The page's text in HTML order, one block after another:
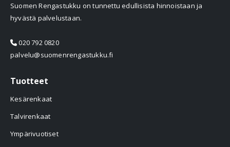
Suomen Rengastukku on tunnettu edullisista hinnoistaan ja
hyvästä palvelustaan.
020 792 0820
palvelu@suomenrengastukku.fi
Tuotteet
Kesärenkaat
Talvirenkaat
Ympärivuotiset